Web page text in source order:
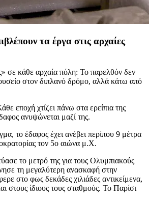
τα έργα στις αρχαίες
σε κάθε αρχαία πόλη: Το παρελθόν δεν
στον διπλανό δρόμο, αλλά κάτω από
εποχή χτίζει πάνω στα ερείπια της
ανυψώνεται μαζί της.
το έδαφος έχει ανέβει περίπου 9 μέτρα
τον 5ο αιώνα μ.Χ.
το μετρό της για τους Ολυμπιακούς
τη μεγαλύτερη ανασκαφή στην
στο φως δεκάδες χιλιάδες αντικείμενα,
στους ίδιους τους σταθμούς. Το Παρίσι